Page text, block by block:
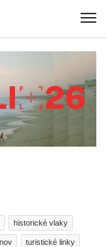
historické vlaky
turistické linky